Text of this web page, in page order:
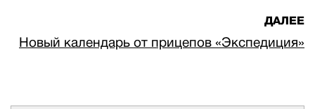
ДАЛЕЕ
Новый календарь от прицепов «Экспедиция»